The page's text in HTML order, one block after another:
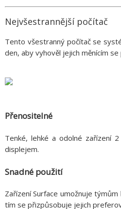
Nejvšestrannější počítač
Tento všestranný počítač se
den, aby vyhověl jejich měnícím
Přenositelné
Tenké, lehké a odolné zařízení
displejem.
Snadné použití
Zařízení Surface umožnuje
tím se přizpůsobuje jejich